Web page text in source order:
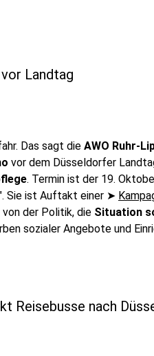
Landtag
Das sagt die AWO Ruhr-
vor dem Düsseldorfer
. Termin ist der 19.
Sie ist Auftakt einer ➤
der Politik, die Situation
sozialer Angebote und
Reisebusse nach